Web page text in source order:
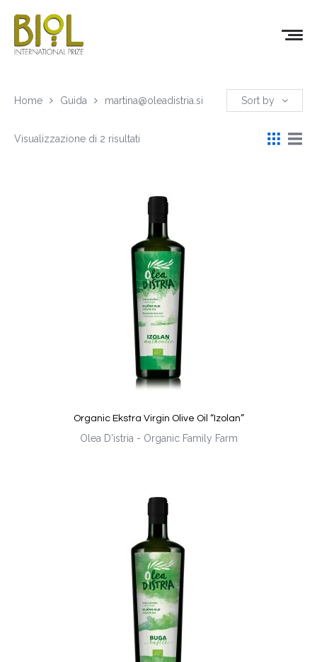
Home Guida martina@oleadistria.si Sort by
Visualizzazione di 2 risultati
Organic Ekstra Virgin Olive Oil “Izolan”
Olea D'istria - Organic Family Farm